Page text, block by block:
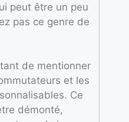
peut être un peu
pas ce genre de
de mentionner
et les
Ce
démonté,